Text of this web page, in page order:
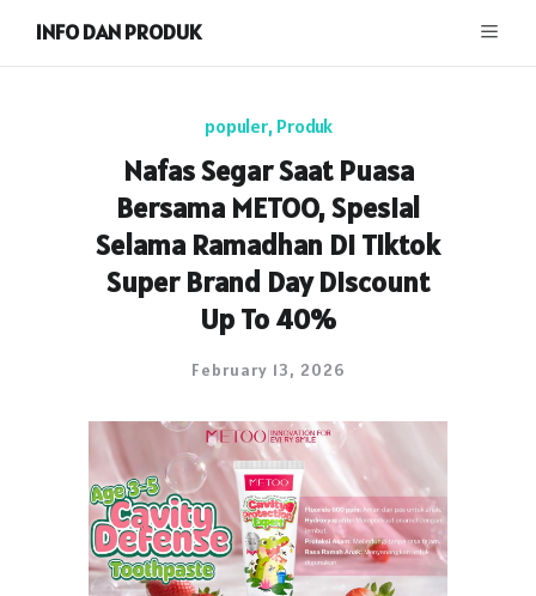
INFO DAN PRODUK
populer, Produk
Nafas Segar Saat Puasa
Bersama METOO, Spesial
Selama Ramadhan Di Tiktok
Super Brand Day Discount
Up To 40%
February 13, 2026